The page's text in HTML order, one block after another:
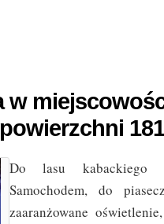
w
Do lasu kabackiego
Samochodem, do
zaaranżowane